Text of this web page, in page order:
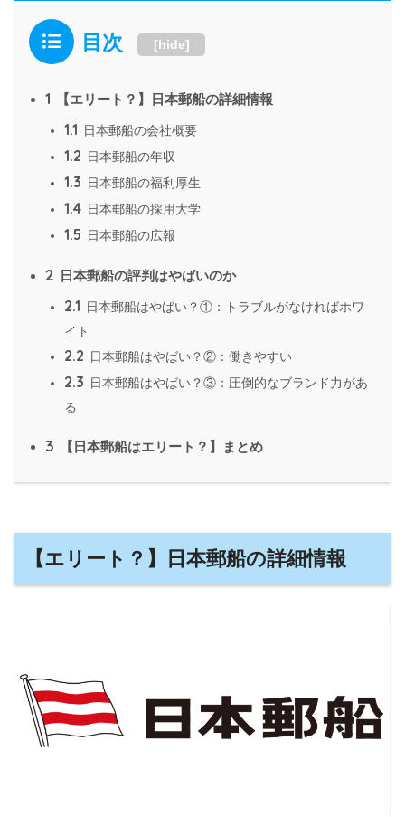
目次 [hide]
1 【エリート？】日本郵船の詳細情報
1.1 日本郵船の会社概要
1.2 日本郵船の年収
1.3 日本郵船の福利厚生
1.4 日本郵船の採用大学
1.5 日本郵船の広報
2 日本郵船の評判はやばいのか
2.1 日本郵船はやばい？①：トラブルがなければホワ
イト
2.2 日本郵船はやばい？②：働きやすい
2.3 日本郵船はやばい？③：圧倒的なブランド力があ
る
3 【日本郵船はエリート？】まとめ
【エリート？】日本郵船の詳細情報